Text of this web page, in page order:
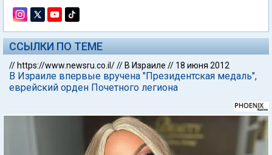
ССЫЛКИ ПО ТЕМЕ
// https://www.newsru.co.il/// В Израиле // 18 июня 2012
В Израиле впервые вручена "Президентская медаль",
еврейский орден Почетного легиона